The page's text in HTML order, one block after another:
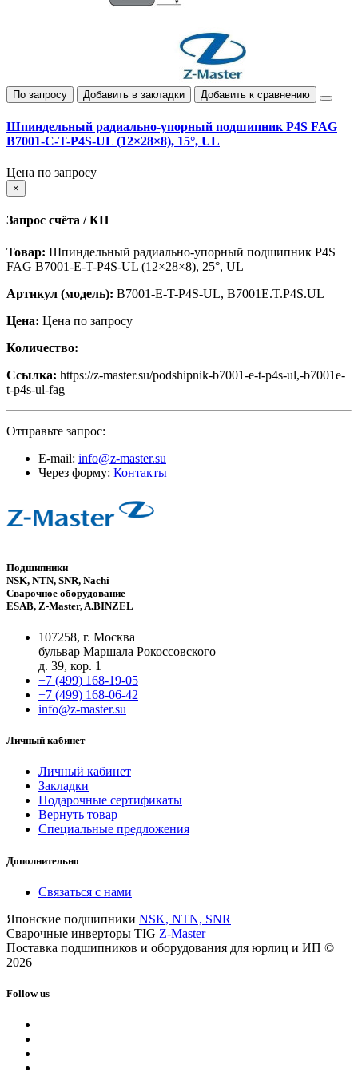
По запросу Добавить в закладки Добавить к сравнению
Шпиндельный радиально‑упорный подшипник P4S FAG
B7001-C-T-P4S-UL (12×28×8), 15°, UL
Цена по запросу
×
Запрос счёта / КП
Товар: Шпиндельный радиально‑упорный подшипник P4S
FAG B7001-E-T-P4S-UL (12×28×8), 25°, UL
Артикул (модель): B7001-E-T-P4S-UL, B7001E.T.P4S.UL
Цена: Цена по запросу
Количество:
Ссылка: https://z-master.su/podshipnik-b7001-e-t-p4s-ul,-b7001e-
t-p4s-ul-fag
Отправьте запрос:
E-mail: info@z-master.su
Через форму: Контакты
Подшипники
NSK, NTN, SNR, Nachi
Сварочное оборудование
ESAB, Z-Master, A.BINZEL
107258, г. Москва
бульвар Маршала Рокоссовского
д. 39, кор. 1
+7 (499) 168-19-05
+7 (499) 168-06-42
info@z-master.su
Личный кабинет
Личный кабинет
Закладки
Подарочные сертификаты
Вернуть товар
Специальные предложения
Дополнительно
Связаться с нами
Японские подшипники NSK, NTN, SNR
Сварочные инверторы TIG Z-Master
Поставка подшипников и оборудования для юрлиц и ИП ©
2026
Follow us